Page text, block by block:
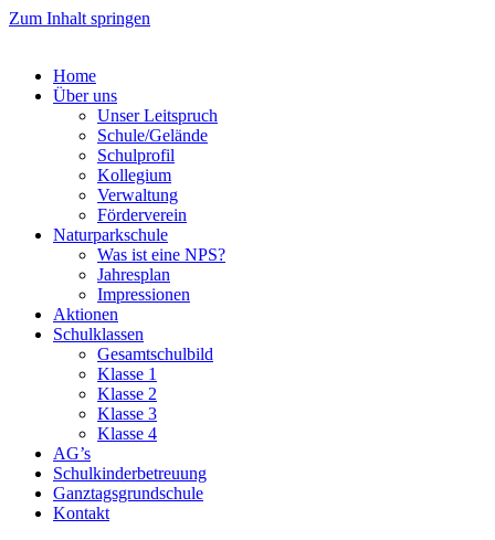
Zum Inhalt springen
Home
Über uns
Unser Leitspruch
Schule/Gelände
Schulprofil
Kollegium
Verwaltung
Förderverein
Naturparkschule
Was ist eine NPS?
Jahresplan
Impressionen
Aktionen
Schulklassen
Gesamtschulbild
Klasse 1
Klasse 2
Klasse 3
Klasse 4
AG’s
Schulkinderbetreuung
Ganztagsgrundschule
Kontakt